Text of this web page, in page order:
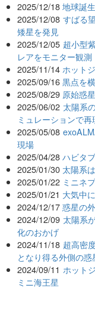
2025/12/18 地球誕
2025/12/08 すばる
矮星を発見
2025/12/05 超小型
レアをモニター観測
2025/11/14 ホット
2025/09/16 黒点を
2025/08/29 原始惑
2025/06/02 太陽系
ミュレーションで再
2025/05/08
現場
2025/04/28 ハビタ
2025/01/30 太陽系
2025/01/22 ミニネ
2025/01/21 大気中
2024/12/17 惑星の
2024/12/09 太陽系
化のおかげ
2024/11/18 超高密
となり得る外側の惑
2024/09/11 ホット
ミニ海王星